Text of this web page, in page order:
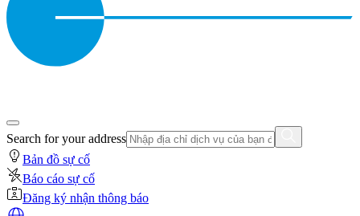
Search for your address
Bản đồ sự cố
Báo cáo sự cố
Đăng ký nhận thông báo